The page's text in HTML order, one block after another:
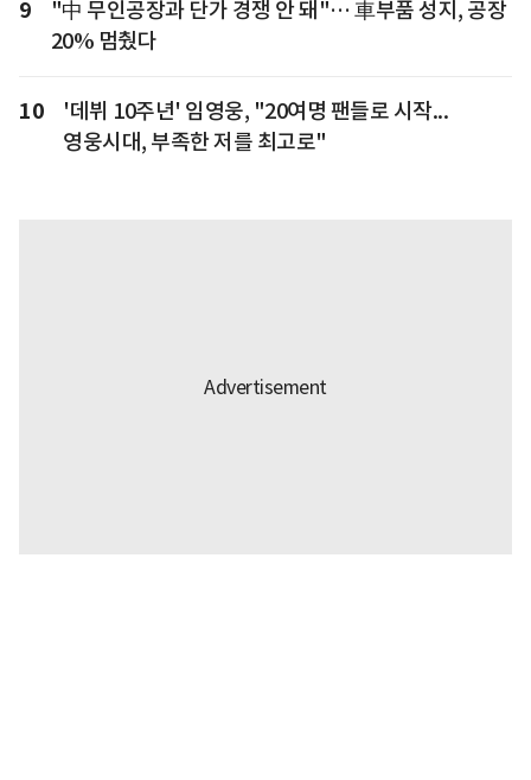
9
"中 무인공장과 단가 경쟁 안 돼"… 車부품 성지, 공장
20% 멈췄다
10
'데뷔 10주년' 임영웅, "20여명 팬들로 시작...
영웅시대, 부족한 저를 최고로"